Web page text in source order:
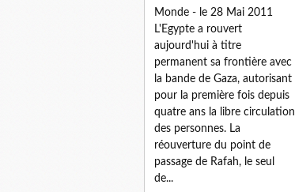
Monde - le 28 Mai 2011
L'Egypte a rouvert
aujourd'hui à titre
permanent sa frontière avec
la bande de Gaza, autorisant
pour la première fois depuis
quatre ans la libre circulation
des personnes. La
réouverture du point de
passage de Rafah, le seul
de...